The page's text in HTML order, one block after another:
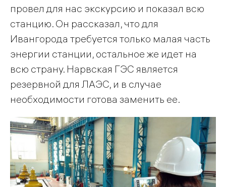
провел для нас экскурсию и показал всю
станцию. Он рассказал, что для
Ивангорода требуется только малая часть
энергии станции, остальное же идет на
всю страну. Нарвская ГЭС является
резервной для ЛАЭС, и в случае
необходимости готова заменить ее.